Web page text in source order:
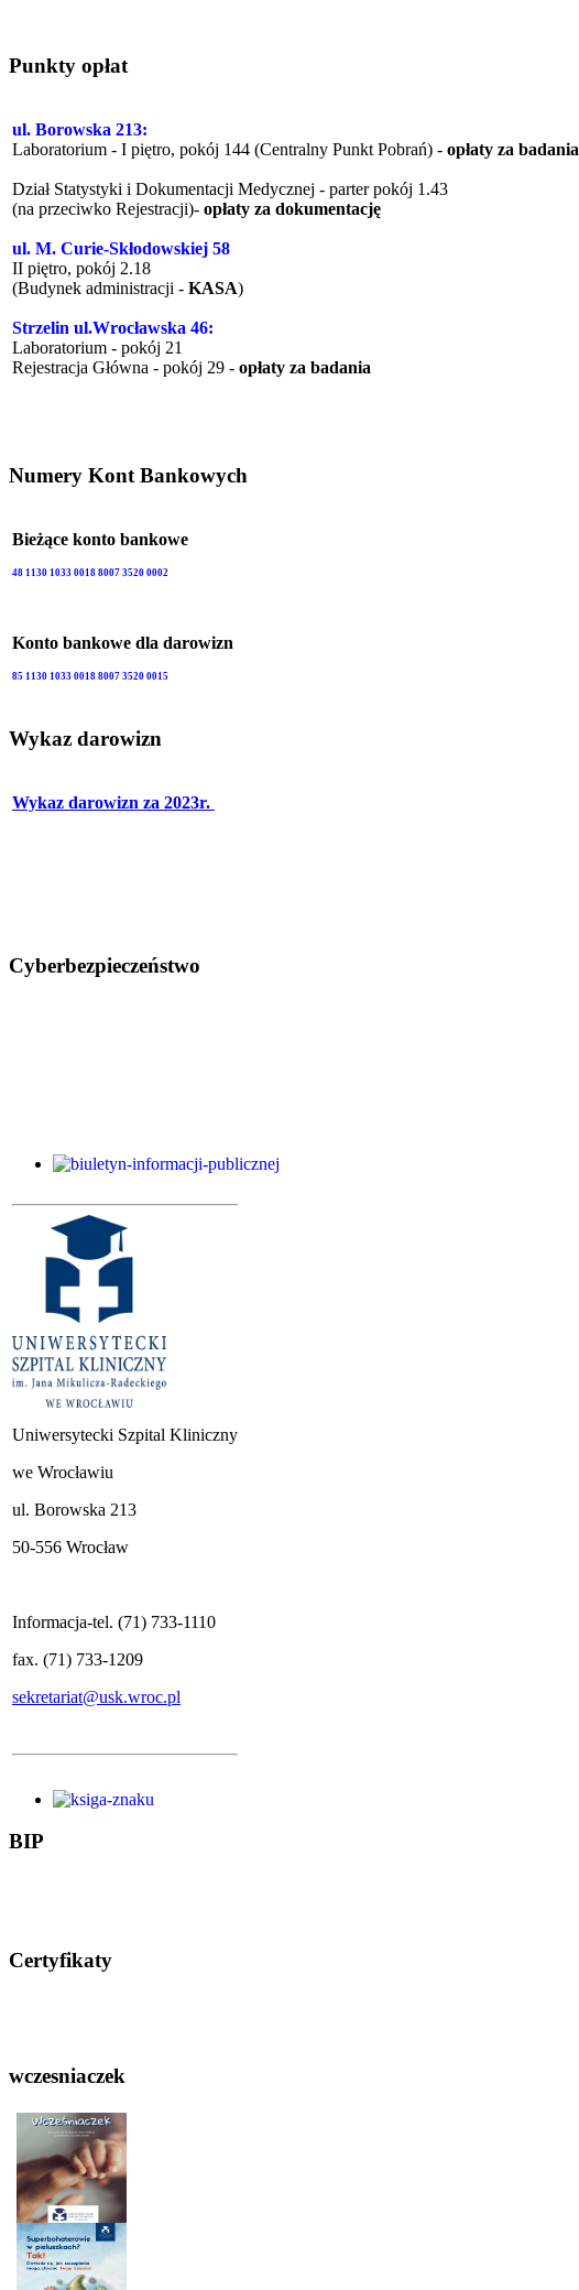
Punkty opłat
ul. Borowska 213:
Laboratorium - I piętro, pokój 144 (Centralny Punkt Pobrań) - opłaty za badania
Dział Statystyki i Dokumentacji Medycznej - parter pokój 1.43
(na przeciwko Rejestracji)- opłaty za dokumentację
ul. M. Curie-Skłodowskiej 58
II piętro, pokój 2.18
(Budynek administracji - KASA)
Strzelin ul.Wrocławska 46:
Laboratorium - pokój 21
Rejestracja Główna - pokój 29 - opłaty za badania
Numery Kont Bankowych
Bieżące konto bankowe
48 1130 1033 0018 8007 3520 0002
Konto bankowe dla darowizn
85 1130 1033 0018 8007 3520 0015
Wykaz darowizn
Wykaz darowizn za 2023r.
Cyberbezpieczeństwo
Uniwersytecki Szpital Kliniczny
we Wrocławiu
ul. Borowska 213
50-556 Wrocław
Informacja-tel. (71) 733-1110
fax. (71) 733-1209
sekretariat@usk.wroc.pl
BIP
Certyfikaty
wczesniaczek